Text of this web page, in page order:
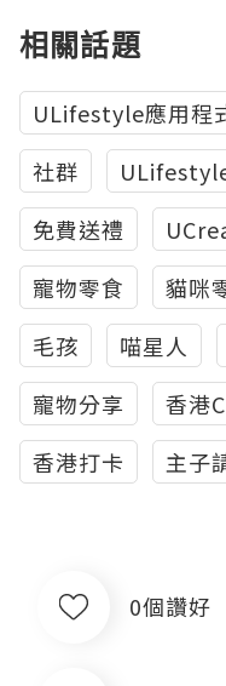
相關話題
ULifestyle應用程
社群
免費送禮
寵物零食
貓咪
毛孩
喵星人
寵物分享
香港
香港打卡
主子
0個讚好